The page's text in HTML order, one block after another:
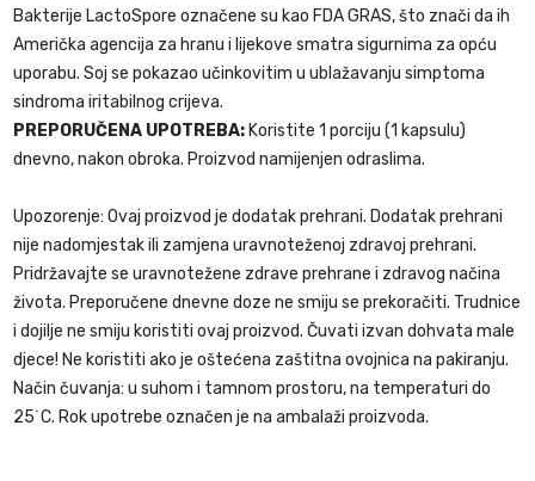
Bakterije LactoSpore označene su kao FDA GRAS, što znači da ih
Američka agencija za hranu i lijekove smatra sigurnima za opću
uporabu. Soj se pokazao učinkovitim u ublažavanju simptoma
sindroma iritabilnog crijeva.
PREPORUČENA UPOTREBA: Koristite 1 porciju (1 kapsulu)
dnevno, nakon obroka. Proizvod namijenjen odraslima.
Upozorenje: Ovaj proizvod je dodatak prehrani. Dodatak prehrani
nije nadomjestak ili zamjena uravnoteženoj zdravoj prehrani.
Pridržavajte se uravnotežene zdrave prehrane i zdravog načina
života. Preporučene dnevne doze ne smiju se prekoračiti. Trudnice
i dojilje ne smiju koristiti ovaj proizvod. Čuvati izvan dohvata male
djece! Ne koristiti ako je oštećena zaštitna ovojnica na pakiranju.
Način čuvanja: u suhom i tamnom prostoru, na temperaturi do
25˙C. Rok upotrebe označen je na ambalaži proizvoda.